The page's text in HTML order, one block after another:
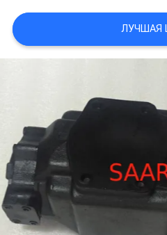
PRIVACY
POLICY
ЛУЧШАЯ